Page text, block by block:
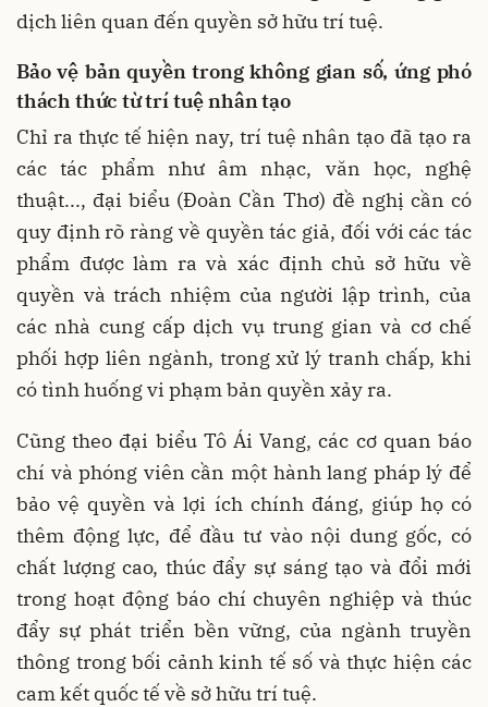
dịch liên quan đến quyền sở hữu trí tuệ.
Bảo vệ bản quyền trong không gian số, ứng phó
thách thức từ trí tuệ nhân tạo
Chỉ ra thực tế hiện nay, trí tuệ nhân tạo đã tạo ra
các tác phẩm như âm nhạc, văn học, nghệ
thuật..., đại biểu (Đoàn Cần Thơ) đề nghị cần có
quy định rõ ràng về quyền tác giả, đối với các tác
phẩm được làm ra và xác định chủ sở hữu về
quyền và trách nhiệm của người lập trình, của
các nhà cung cấp dịch vụ trung gian và cơ chế
phối hợp liên ngành, trong xử lý tranh chấp, khi
có tình huống vi phạm bản quyền xảy ra.
Cũng theo đại biểu Tô Ái Vang, các cơ quan báo
chí và phóng viên cần một hành lang pháp lý để
bảo vệ quyền và lợi ích chính đáng, giúp họ có
thêm động lực, để đầu tư vào nội dung gốc, có
chất lượng cao, thúc đẩy sự sáng tạo và đổi mới
trong hoạt động báo chí chuyên nghiệp và thúc
đẩy sự phát triển bền vững, của ngành truyền
thông trong bối cảnh kinh tế số và thực hiện các
cam kết quốc tế về sở hữu trí tuệ.